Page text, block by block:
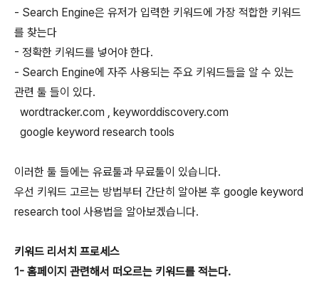
- Search Engine은 유저가 입력한 키워드에 가장 적합한 키워드
를 찾는다
- 정확한 키워드를 넣어야 한다.
- Search Engine에 자주 사용되는 주요 키워드들을 알 수 있는
관련 툴 들이 있다.
wordtracker.com , keyworddiscovery.com
google keyword research tools
이러한 툴 들에는 유료툴과 무료툴이 있습니다.
우선 키워드 고르는 방법부터 간단히 알아본 후 google keyword
research tool 사용법을 알아보겠습니다.
키워드 리서치 프로세스
1- 홈페이지 관련해서 떠오르는 키워드를 적는다.